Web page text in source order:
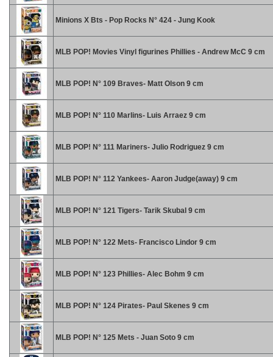
Minions X Bts - Pop Rocks N° 424 - Jung Kook
MLB POP! Movies Vinyl figurines Phillies - Andrew McC 9 cm
MLB POP! N° 109 Braves- Matt Olson 9 cm
MLB POP! N° 110 Marlins- Luis Arraez 9 cm
MLB POP! N° 111 Mariners- Julio Rodriguez 9 cm
MLB POP! N° 112 Yankees- Aaron Judge(away) 9 cm
MLB POP! N° 121 Tigers- Tarik Skubal 9 cm
MLB POP! N° 122 Mets- Francisco Lindor 9 cm
MLB POP! N° 123 Phillies- Alec Bohm 9 cm
MLB POP! N° 124 Pirates- Paul Skenes 9 cm
MLB POP! N° 125 Mets - Juan Soto 9 cm